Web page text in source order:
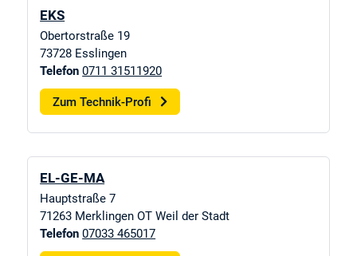
EKS
Obertorstraße 19
73728 Esslingen
Telefon 0711 31511920
Zum Technik-Profi
EL-GE-MA
Hauptstraße 7
71263 Merklingen OT Weil der Stadt
Telefon 07033 465017